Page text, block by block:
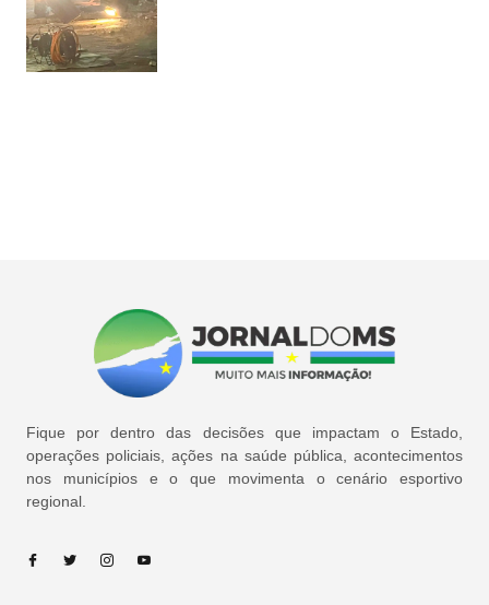
Fique por dentro das decisões que impactam o Estado,
operações policiais, ações na saúde pública, acontecimentos
nos municípios e o que movimenta o cenário esportivo
regional.